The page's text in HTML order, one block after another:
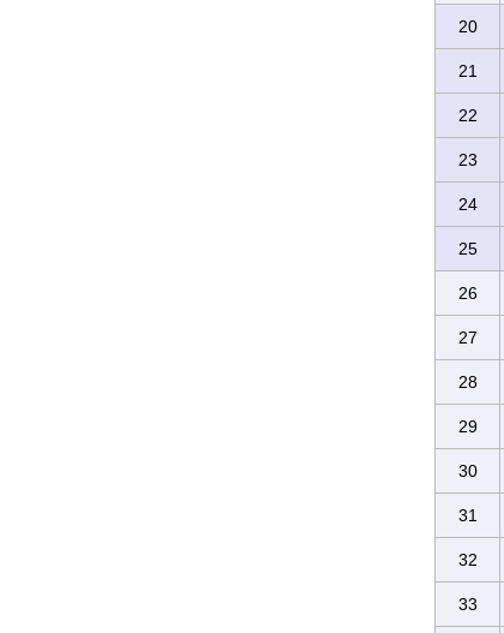
20
21
22
23
24
25
26
27
28
29
30
31
32
33